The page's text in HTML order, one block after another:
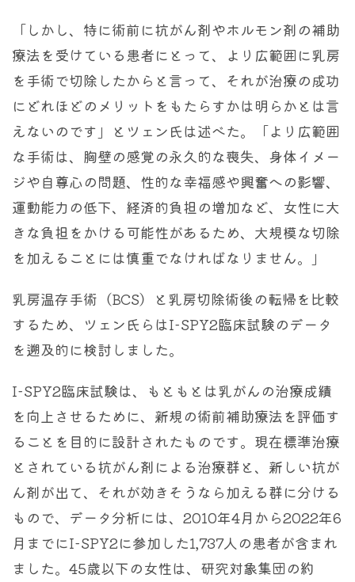
「しかし、特に術前に抗がん剤やホルモン剤の補助
療法を受けている患者にとって、より広範囲に乳房
を手術で切除したからと言って、それが治療の成功
にどれほどのメリットをもたらすかは明らかとは言
えないのです」とツェン氏は述べた。「より広範囲
な手術は、胸壁の感覚の永久的な喪失、身体イメー
ジや自尊心の問題、性的な幸福感や興奮への影響、
運動能力の低下、経済的負担の増加など、女性に大
きな負担をかける可能性があるため、大規模な切除
を加えることには慎重でなければなりません。」
乳房温存手術（BCS）と乳房切除術後の転帰を比較
するため、ツェン氏らはI-SPY2臨床試験のデータ
を遡及的に検討しました。
I-SPY2臨床試験は、もともとは乳がんの治療成績
を向上させるために、新規の術前補助療法を評価す
ることを目的に設計されたものです。現在標準治療
とされている抗がん剤による治療群と、新しい抗が
ん剤が出て、それが効きそうなら加える群に分ける
もので、データ分析には、2010年4月から2022年6
月までにI-SPY2に参加した1,737人の患者が含まれ
ました。45歳以下の女性は、研究対象集団の約